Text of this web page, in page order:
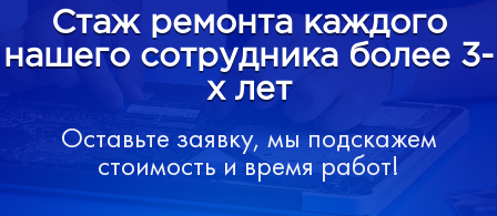
Стаж ремонта каждого
нашего сотрудника более 3-
х лет
Оставьте заявку, мы подскажем
стоимость и время работ!